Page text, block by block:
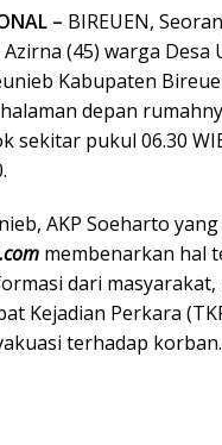
– BIREUEN,
(45) warga Desa
Kabupaten
depan
sekitar pukul 06.30
AKP Soeharto
membenarkan hal
dari
Kejadian Perkara
terhadap korban.